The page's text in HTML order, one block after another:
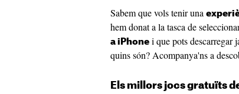
Sabem que vols tenir una
hem donat a la tasca de
a iPhone i que pots descarregar
quins són? Acompanya'ns a
Els millors jocs gratuïts